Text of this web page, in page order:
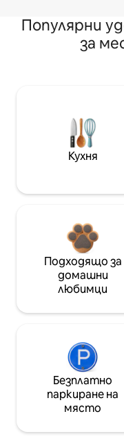
Популярни
за
Кухня
Подходящо за
домашни
любимци
Безплатно
паркиране на
място